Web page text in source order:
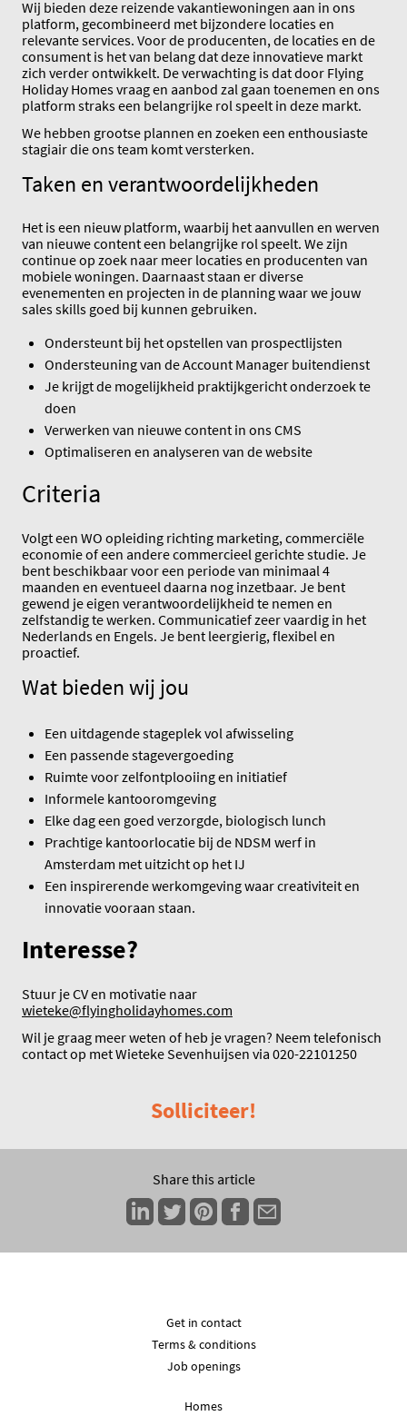
Wij bieden deze reizende vakantiewoningen aan in ons
platform, gecombineerd met bijzondere locaties en
relevante services. Voor de producenten, de locaties en de
consument is het van belang dat deze innovatieve markt
zich verder ontwikkelt. De verwachting is dat door Flying
Holiday Homes vraag en aanbod zal gaan toenemen en ons
platform straks een belangrijke rol speelt in deze markt.
We hebben grootse plannen en zoeken een enthousiaste
stagiair die ons team komt versterken.
Taken en verantwoordelijkheden
Het is een nieuw platform, waarbij het aanvullen en werven
van nieuwe content een belangrijke rol speelt. We zijn
continue op zoek naar meer locaties en producenten van
mobiele woningen. Daarnaast staan er diverse
evenementen en projecten in de planning waar we jouw
sales skills goed bij kunnen gebruiken.
Ondersteunt bij het opstellen van prospectlijsten
Ondersteuning van de Account Manager buitendienst
Je krijgt de mogelijkheid praktijkgericht onderzoek te
doen
Verwerken van nieuwe content in ons CMS
Optimaliseren en analyseren van de website
Criteria
Volgt een WO opleiding richting marketing, commerciële
economie of een andere commercieel gerichte studie. Je
bent beschikbaar voor een periode van minimaal 4
maanden en eventueel daarna nog inzetbaar. Je bent
gewend je eigen verantwoordelijkheid te nemen en
zelfstandig te werken. Communicatief zeer vaardig in het
Nederlands en Engels. Je bent leergierig, flexibel en
proactief.
Wat bieden wij jou
Een uitdagende stageplek vol afwisseling
Een passende stagevergoeding
Ruimte voor zelfontplooiing en initiatief
Informele kantooromgeving
Elke dag een goed verzorgde, biologisch lunch
Prachtige kantoorlocatie bij de NDSM werf in
Amsterdam met uitzicht op het IJ
Een inspirerende werkomgeving waar creativiteit en
innovatie vooraan staan.
Interesse?
Stuur je CV en motivatie naar
wieteke@flyingholidayhomes.com
Wil je graag meer weten of heb je vragen? Neem telefonisch
contact op met Wieteke Sevenhuijsen via 020-22101250
Solliciteer!
Share this article
Get in contact
Terms & conditions
Job openings
Homes